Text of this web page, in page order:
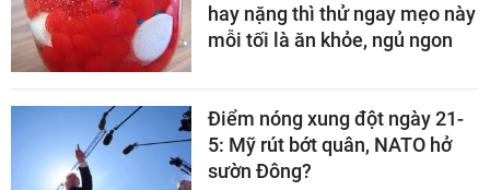
hay nặng thì thử ngay mẹo này
mỗi tối là ăn khỏe, ngủ ngon
Điểm nóng xung đột ngày 21-
5: Mỹ rút bớt quân, NATO hở
sườn Đông?